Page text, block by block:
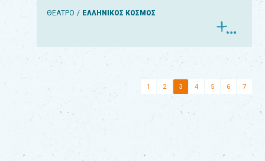
ΘΕΑΤΡΟ ΕΛΛΗΝΙΚΟΣ ΚΟΣΜΟΣ
1 2 3 4 5 6 7